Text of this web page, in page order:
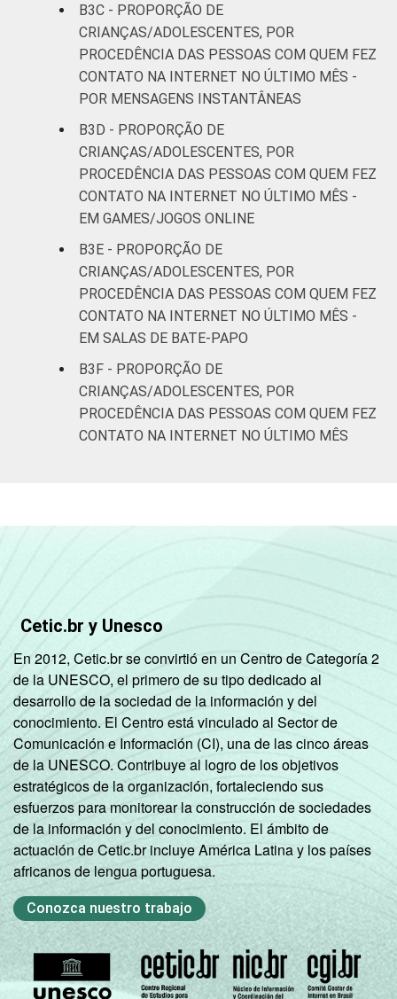
B3C - PROPORÇÃO DE
CRIANÇAS/ADOLESCENTES, POR
PROCEDÊNCIA DAS PESSOAS COM QUEM FEZ
CONTATO NA INTERNET NO ÚLTIMO MÊS -
POR MENSAGENS INSTANTÂNEAS
B3D - PROPORÇÃO DE
CRIANÇAS/ADOLESCENTES, POR
PROCEDÊNCIA DAS PESSOAS COM QUEM FEZ
CONTATO NA INTERNET NO ÚLTIMO MÊS -
EM GAMES/JOGOS ONLINE
B3E - PROPORÇÃO DE
CRIANÇAS/ADOLESCENTES, POR
PROCEDÊNCIA DAS PESSOAS COM QUEM FEZ
CONTATO NA INTERNET NO ÚLTIMO MÊS -
EM SALAS DE BATE-PAPO
B3F - PROPORÇÃO DE
CRIANÇAS/ADOLESCENTES, POR
PROCEDÊNCIA DAS PESSOAS COM QUEM FEZ
CONTATO NA INTERNET NO ÚLTIMO MÊS
Cetic.br y Unesco
En 2012, Cetic.br se convirtió en un Centro de Categoría 2
de la UNESCO, el primero de su tipo dedicado al
desarrollo de la sociedad de la información y del
conocimiento. El Centro está vinculado al Sector de
Comunicación e Información (CI), una de las cinco áreas
de la UNESCO. Contribuye al logro de los objetivos
estratégicos de la organización, fortaleciendo sus
esfuerzos para monitorear la construcción de sociedades
de la información y del conocimiento. El ámbito de
actuación de Cetic.br incluye América Latina y los países
africanos de lengua portuguesa.
Conozca nuestro trabajo